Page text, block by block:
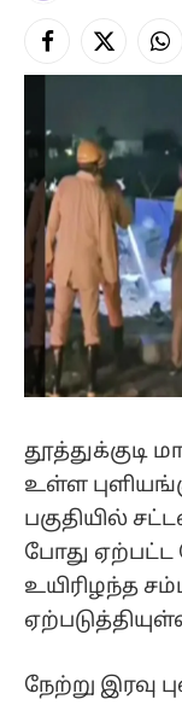
Facebook
X
(Twitter)
தூத்துக்குடி
உள்ள
பகுதியில்
போது ஏற்பட்ட
உயிரிழந்த
நேற்று இரவு